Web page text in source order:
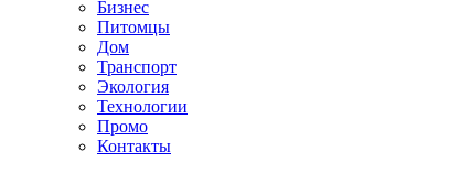
Бизнес
Питомцы
Дом
Транспорт
Экология
Технологии
Промо
Контакты